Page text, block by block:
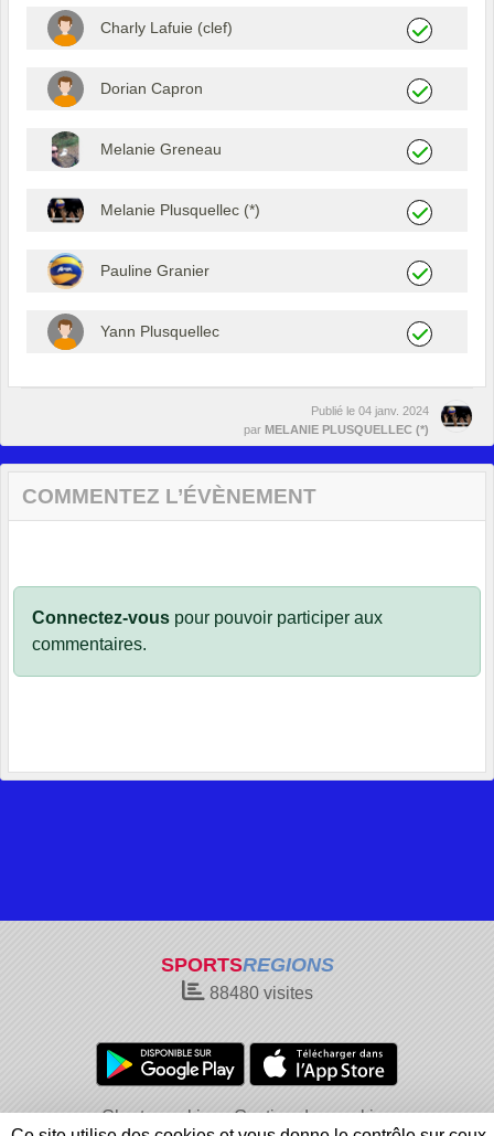
Charly Lafuie (clef)
Dorian Capron
Melanie Greneau
Melanie Plusquellec (*)
Pauline Granier
Yann Plusquellec
Publié le 04 janv. 2024
par MELANIE PLUSQUELLEC (*)
COMMENTEZ L’ÉVÈNEMENT
Connectez-vous pour pouvoir participer aux
commentaires.
SPORTSREGIONS
88480visites
Charte cookies
Gestion des cookies